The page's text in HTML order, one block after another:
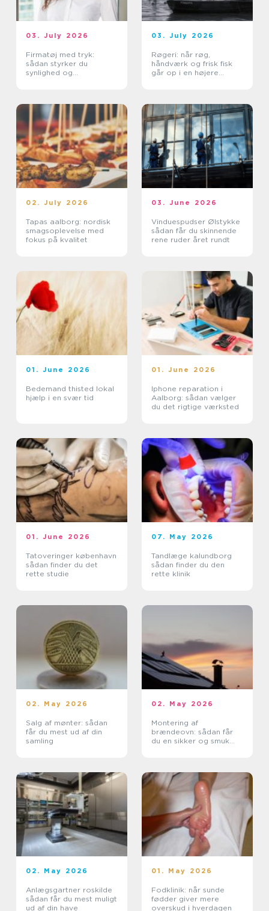
03. July 2026
Firmatøj med tryk:
sådan styrker du
synlighed og
03. July 2026
Røgeri: når røg,
håndværk og frisk fisk
går op i en højere
02. July 2026
Tapas aalborg: nordisk
smagsoplevelse med
fokus på kvalitet
03. June 2026
Vinduespudser Ølstykke
sådan får du skinnende
rene ruder året rundt
01. June 2026
Bedemand thisted lokal
hjælp i en svær tid
01. June 2026
Iphone reparation i
Aalborg: sådan vælger
du det rigtige værksted
01. June 2026
Tatoveringer københavn
sådan finder du det
rette studie
07. May 2026
Tandlæge kalundborg
sådan finder du den
rette klinik
02. May 2026
Salg af mønter: sådan
får du mest ud af din
samling
02. May 2026
Montering af
brændeovn: sådan får
du en sikker og smuk
02. May 2026
Anlægsgartner roskilde
sådan får du mest muligt
ud af din have
01. May 2026
Fodklinik: når sunde
fødder giver mere
overskud i hverdagen